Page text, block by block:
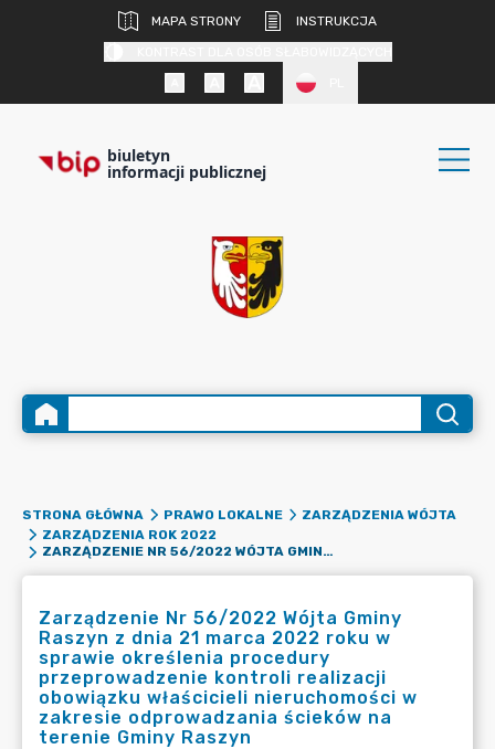
MAPA STRONY
INSTRUKCJA
biuletyn
informacji publicznej
STRONA GŁÓWNA PRAWO LOKALNE
ZARZĄDZENIA WÓJTA
ZARZĄDZENIA ROK 2022
ZARZĄDZENIE NR 56/2022 WÓJTA GMINY RASZYN Z DNIA 21 MARCA 2022 ROKU W SPRAWIE OKREŚLENIA PROCEDURY PRZEPROWADZENIE KONTROLI REALIZACJI OBOWIĄZKU WŁAŚCICIELI NIERUCHOMOŚCI W ZAKRESIE ODPROWADZANIA ŚCIEKÓW NA TERENIE GMINY RASZYN
Zarządzenie Nr 56/2022 Wójta Gminy
Raszyn z dnia 21 marca 2022 roku w
sprawie określenia procedury
przeprowadzenie kontroli realizacji
obowiązku właścicieli nieruchomości w
zakresie odprowadzania ścieków na
terenie Gminy Raszyn